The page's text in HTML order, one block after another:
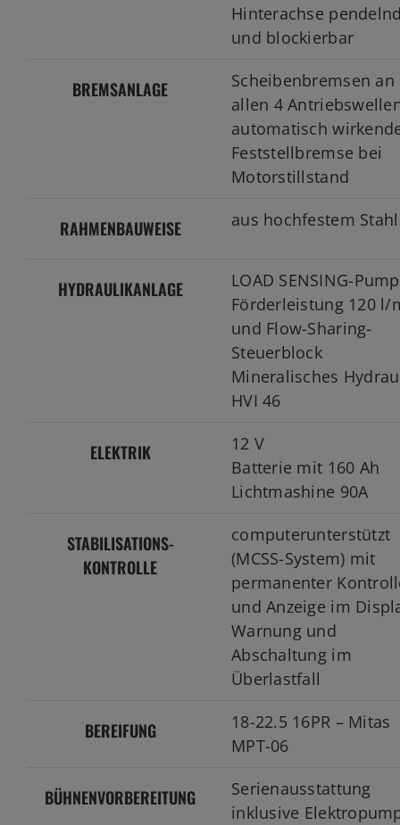
Hinterachse
und blockierbar
BREMSANLAGE
Scheibenbremsen an
allen 4
automatisch
Feststellbremse bei
Motorstillstand
RAHMENBAUWEISE aus hochfestem Stahl
HYDRAULIKANLAGE
LOAD SENSING-
Förderleistung 120 l/
und Flow-Sharing-
Steuerblock
Mineralisches
HVI 46
ELEKTRIK
12 V
Batterie mit 160 Ah
Lichtmashine 90A
STABILISATIONS-
KONTROLLE
computerunterstützt
(MCSS-System) mit
permanenter
und Anzeige im
Warnung und
Abschaltung im
Überlastfall
BEREIFUNG
18-22.5 16PR – Mitas
MPT-06
BÜHNENVORBEREITUNG
Serienausstattung
inklusive